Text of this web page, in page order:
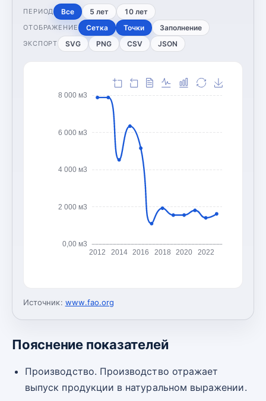
ПЕРИОД Все 5 лет 10 лет
ОТОБРАЖЕНИЕ Сетка Точки Заполнение
ЭКСПОРТ SVG PNG CSV JSON
0,00 м3
2 000 м3
4 000 м3
6 000 м3
8 000 м3
2012 2014 2016 2018 2020 2022
Источник: www.fao.org
Пояснение показателей
Производство. Производство отражает
выпуск продукции в натуральном выражении.